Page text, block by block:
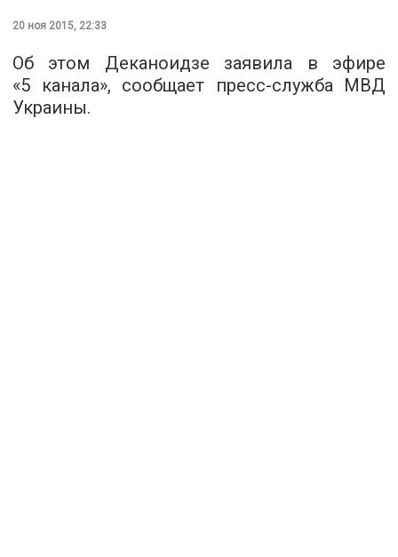
20 ноя 2015, 22:33
Об этом Деканоидзе заявила в эфире
«5 канала», cообщает
пресс-служба МВД
Украины.